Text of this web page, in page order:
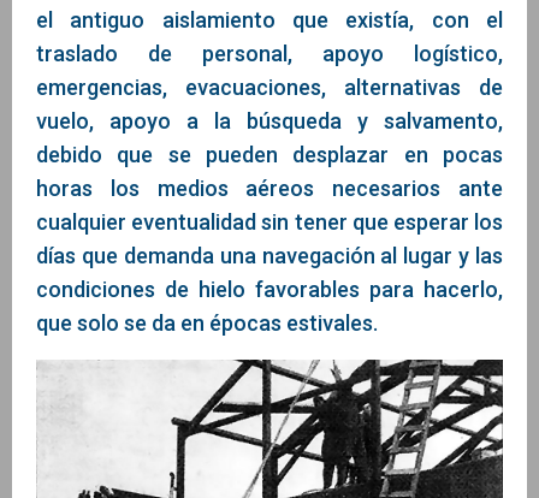
el antiguo aislamiento que existía, con el
traslado de personal, apoyo logístico,
emergencias, evacuaciones, alternativas de
vuelo, apoyo a la búsqueda y salvamento,
debido que se pueden desplazar en pocas
horas los medios aéreos necesarios ante
cualquier eventualidad sin tener que esperar los
días que demanda una navegación al lugar y las
condiciones de hielo favorables para hacerlo,
que solo se da en épocas estivales.